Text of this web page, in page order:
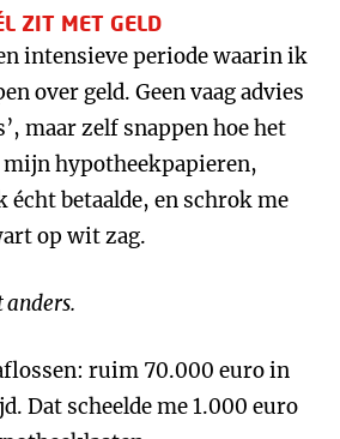
ZIT MET GELD
intensieve periode waarin ik
over geld. Geen vaag advies
maar zelf snappen hoe het
hypotheekpapieren,
betaalde, en schrok me
op wit zag.
ruim 70.000 euro in
Dat scheelde me 1.000 euro